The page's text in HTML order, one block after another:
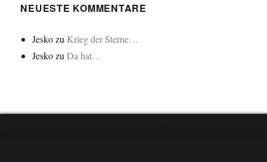
NEUESTE KOMMENTARE
Jeskozu Krieg der Sterne…
JeskozuDa hat…